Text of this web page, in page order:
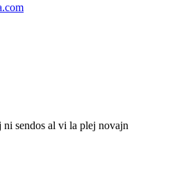
ni sendos al vi la plej novajn